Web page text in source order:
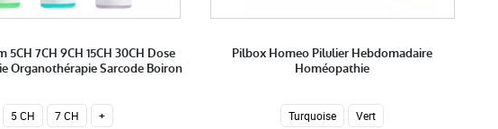
5CH 7CH 9CH 15CH 30CH Dose
Organothérapie Sarcode Boiron
5 CH 7 CH +
Pilbox Homeo Pilulier Hebdomadaire
Homéopathie
Turquoise Vert